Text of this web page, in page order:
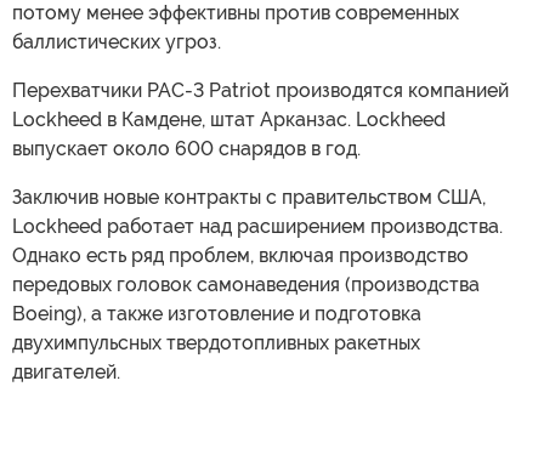
потому менее эффективны против современных
баллистических угроз.
Перехватчики PAC-3 Patriot производятся компанией
Lockheed в Камдене, штат Арканзас. Lockheed
выпускает около 600 снарядов в год.
Заключив новые контракты с правительством США,
Lockheed работает над расширением производства.
Однако есть ряд проблем, включая производство
передовых головок самонаведения (производства
Boeing), а также изготовление и подготовка
двухимпульсных твердотопливных ракетных
двигателей.